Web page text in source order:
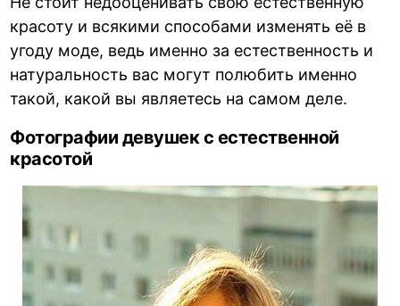
красоту и всякими способами изменять её в
угоду моде, ведь именно за естественность и
натуральность вас могут полюбить именно
такой, какой вы являетесь на самом деле.
Фотографии девушек с естественной
красотой